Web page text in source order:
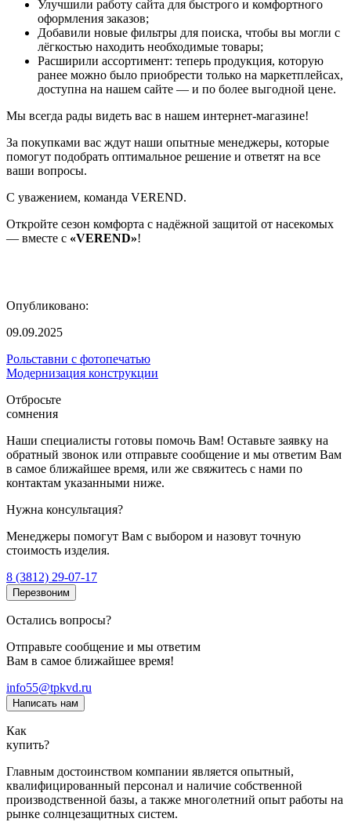
Улучшили работу сайта для быстрого и комфортного
оформления заказов;
Добавили новые фильтры для поиска, чтобы вы могли с
лёгкостью находить необходимые товары;
Расширили ассортимент: теперь продукция, которую
ранее можно было приобрести только на маркетплейсах,
доступна на нашем сайте — и по более выгодной цене.
Мы всегда рады видеть вас в нашем интернет-магазине!
За покупками вас ждут наши опытные менеджеры, которые
помогут подобрать оптимальное решение и ответят на все
ваши вопросы.
С уважением, команда VEREND.
Откройте сезон комфорта с надёжной защитой от насекомых
— вместе с «VEREND»!
Опубликовано:
09.09.2025
Рольставни с фотопечатью
Модернизация конструкции
Отбросьте
сомнения
Наши специалисты готовы помочь Вам! Оставьте заявку на
обратный звонок или отправьте сообщение и мы ответим Вам
в самое ближайшее время, или же свяжитесь с нами по
контактам указанными ниже.
Нужна консультация?
Менеджеры помогут Вам с выбором и назовут точную
стоимость изделия.
8 (3812) 29-07-17
Перезвоним
Остались вопросы?
Отправьте сообщение и мы ответим
Вам в самое ближайшее время!
info55@tpkvd.ru
Написать нам
Как
купить?
Главным достоинством компании является опытный,
квалифицированный персонал и наличие собственной
производственной базы, а также многолетний опыт работы на
рынке солнцезащитных систем.